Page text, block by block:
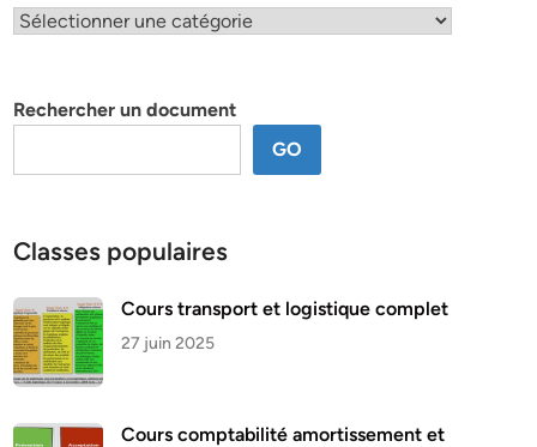
Classification
Rechercher un document
GO
Classes populaires
Cours transport et logistique complet
27 juin 2025
Cours comptabilité amortissement et